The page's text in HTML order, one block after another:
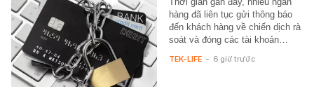
hàng đã liên tục gửi thông báo
đến khách hàng về chiến dịch rà
soát và đóng các tài khoản…
TEK-LIFE - 6 giờ trước